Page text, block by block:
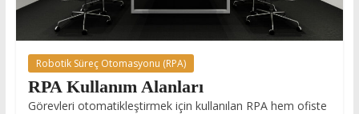
Robotik Süreç Otomasyonu (RPA)
RPA Kullanım Alanları
Görevleri otomatikleştirmek için kullanılan RPA hem ofiste